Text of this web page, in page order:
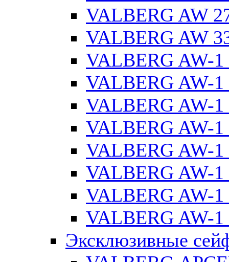
VALBERG AW
VALBERG AW
VALBERG AW-1
VALBERG AW-1
VALBERG AW-1
VALBERG AW-1
VALBERG AW-1
VALBERG AW-1
VALBERG AW-1
VALBERG AW-1
Эксклюзивные